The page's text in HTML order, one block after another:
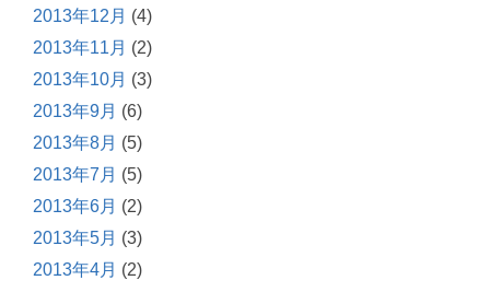
2013年12月 (4)
2013年11月 (2)
2013年10月 (3)
2013年9月 (6)
2013年8月 (5)
2013年7月 (5)
2013年6月 (2)
2013年5月 (3)
2013年4月 (2)